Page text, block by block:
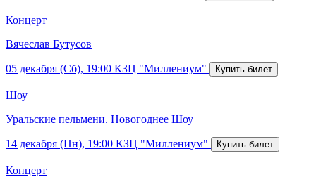
Концерт
Вячеслав Бутусов
05 декабря (Сб), 19:00 КЗЦ "Миллениум"
Шоу
Уральские пельмени. Новогоднее Шоу
14 декабря (Пн), 19:00 КЗЦ "Миллениум"
Концерт